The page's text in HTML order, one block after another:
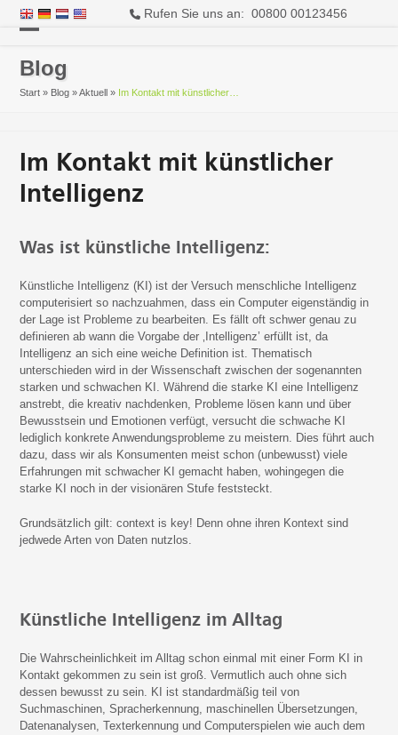
Rufen Sie uns an: 00800 00123456
mobile
mobile
Blog
Start » Blog »Aktuell » Im Kontakt mit künstlicher…
Im Kontakt mit künstlicher
Intelligenz
Was ist künstliche Intelligenz:
Künstliche Intelligenz (KI) ist der Versuch menschliche Intelligenz
computerisiert so nachzuahmen, dass ein Computer eigenständig in
der Lage ist Probleme zu bearbeiten. Es fällt oft schwer genau zu
definieren ab wann die Vorgabe der ‚Intelligenz’ erfüllt ist, da
Intelligenz an sich eine weiche Definition ist. Thematisch
unterschieden wird in der Wissenschaft zwischen der sogenannten
starken und schwachen KI. Während die starke KI eine Intelligenz
anstrebt, die kreativ nachdenken, Probleme lösen kann und über
Bewusstsein und Emotionen verfügt, versucht die schwache KI
lediglich konkrete Anwendungsprobleme zu meistern. Dies führt auch
dazu, dass wir als Konsumenten meist schon (unbewusst) viele
Erfahrungen mit schwacher KI gemacht haben, wohingegen die
starke KI noch in der visionären Stufe feststeckt.
Grundsätzlich gilt: context is key! Denn ohne ihren Kontext sind
jedwede Arten von Daten nutzlos.
Künstliche Intelligenz im Alltag
Die Wahrscheinlichkeit im Alltag schon einmal mit einer Form KI in
Kontakt gekommen zu sein ist groß. Vermutlich auch ohne sich
dessen bewusst zu sein. KI ist standardmäßig teil von
Suchmaschinen, Spracherkennung, maschinellen Übersetzungen,
Datenanalysen, Texterkennung und Computerspielen wie auch dem